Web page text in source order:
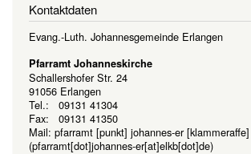
Kontaktdaten
Evang.-Luth. Johannesgemeinde Erlangen
Pfarramt Johanneskirche
Schallershofer Str. 24
91056 Erlangen
Tel.: 09131 41304
Fax: 09131 41350
Mail: pfarramt [punkt] johannes-er [klammeraffe]
(pfarramt[dot]johannes-er[at]elkb[dot]de)